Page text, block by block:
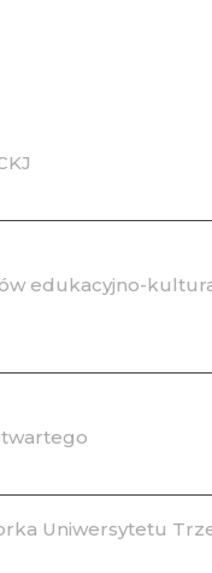
edukacyjno-
Uniwersytetu